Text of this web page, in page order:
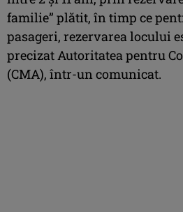
familie” plătit, în timp ce
pasageri, rezervarea locului
precizat Autoritatea pentru
(CMA), într-un comunicat.